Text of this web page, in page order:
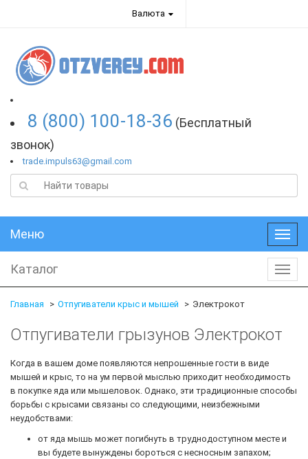
Валюта
8 (800) 100-18-36 (Бесплатный
звонок)
trade.impuls63@gmail.com
Меню
Меню
Каталог
Главная Отпугиватели крыс и мышей Электрокот
Отпугиватели грызунов Электрокот
Когда в вашем доме появляются непрошенные гости в виде
мышей и крыс, то на ум первой мыслью приходит необходимость
в покупке яда или мышеловок. Однако, эти традиционные способы
борьбы с крысами связаны со следующими, неизбежными
неудобствами:
от яда мышь может погибнуть в труднодоступном месте и
вы будете вынуждены бороться с несносным запахом;